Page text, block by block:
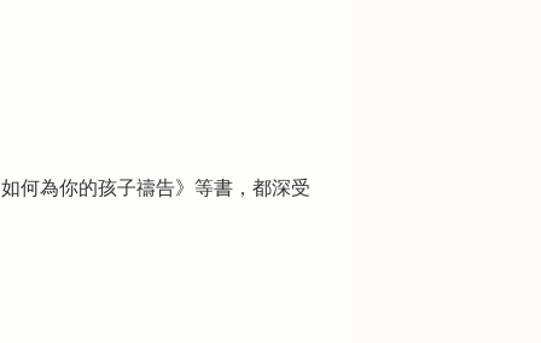
何為你的孩子禱告》等書，都深受